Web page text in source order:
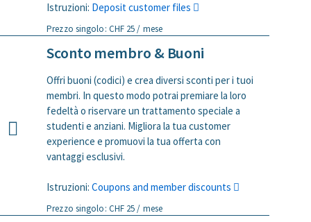
Istruzioni: Deposit customer files
Prezzo singolo: CHF 25 / mese
Sconto membro & Buoni
Offri buoni (codici) e crea diversi sconti per i tuoi
membri. In questo modo potrai premiare la loro
fedeltà o riservare un trattamento speciale a
studenti e anziani. Migliora la tua customer
experience e promuovi la tua offerta con
vantaggi esclusivi.
Istruzioni:Coupons and member discounts
Prezzo singolo: CHF 25 / mese